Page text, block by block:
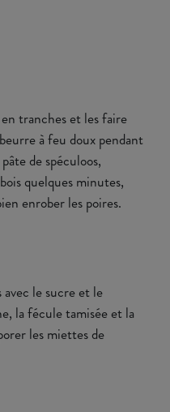
tranches et les faire
à feu doux pendant
de spéculoos,
quelques minutes,
enrober les poires.
le sucre et le
la fécule tamisée et la
les miettes de